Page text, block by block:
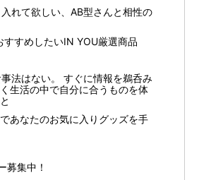
れて欲しい、AB型さんと相性の
すすめしたいIN YOU厳選商品
法はない。 すぐに情報を鵜呑み
生活の中で自分に合うものを体
あなたのお気に入りグッズを手
募集中！